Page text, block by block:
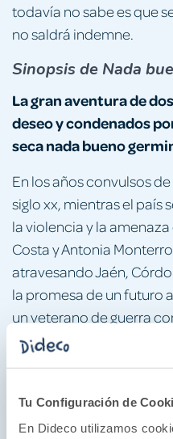
Tu Configuración de
En Dideco utilizamos
todavía no sabe es que
no saldrá indemne.
Sinopsis de Nada
La gran aventura de
deseo y condenados
seca nada bueno
En los años convulsos
siglo xx, mientras el país
la violencia y la
Costa y Antonia
atravesando Jaén,
la promesa de un futuro
un veterano de guerra
una mujer forjada en la
Juntos forman una
como peligroso.